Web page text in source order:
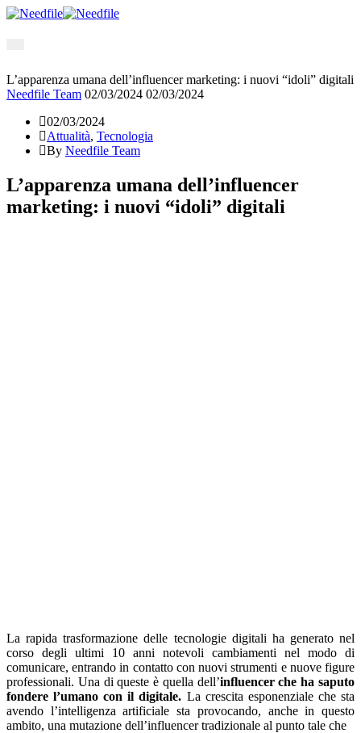
Navigation
L’apparenza umana dell’influencer marketing: i nuovi “idoli” digitali
Needfile Team 02/03/2024 02/03/2024
02/03/2024
Attualità, Tecnologia
By Needfile Team
L’apparenza umana dell’influencer
marketing: i nuovi “idoli” digitali
La rapida trasformazione delle tecnologie digitali ha generato nel
corso degli ultimi 10 anni notevoli cambiamenti nel modo di
comunicare, entrando in contatto con nuovi strumenti e nuove figure
professionali. Una di queste è quella dell’influencer che ha saputo
fondere l’umano con il digitale. La crescita esponenziale che sta
avendo l’intelligenza artificiale sta provocando, anche in questo
ambito, una mutazione dell’influencer tradizionale al punto tale che